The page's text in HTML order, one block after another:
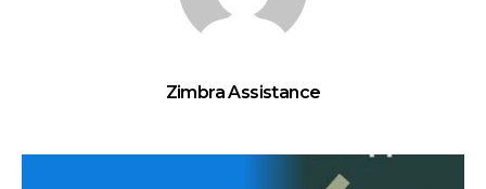
Zimbra Assistance